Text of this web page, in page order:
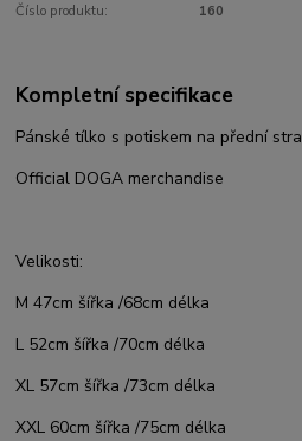
Číslo produktu: 160
Kompletní specifikace
Pánské tílko s potiskem na přední
Official DOGA merchandise
Velikosti:
M 47cm šířka /68cm délka
L 52cm šířka /70cm délka
XL 57cm šířka /73cm délka
XXL 60cm šířka /75cm délka